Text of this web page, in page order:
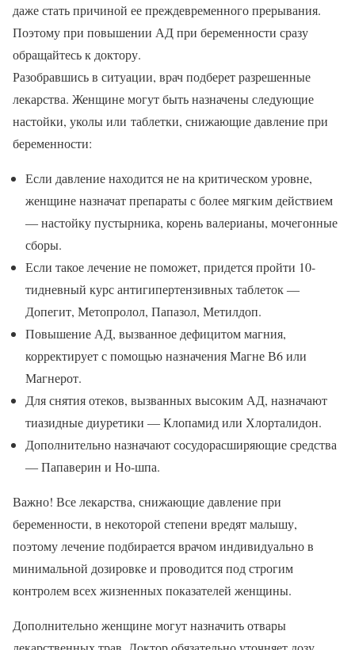
даже стать причиной ее преждевременного прерывания.
Поэтому при повышении АД при беременности сразу
обращайтесь к доктору.
Разобравшись в ситуации, врач подберет разрешенные
лекарства. Женщине могут быть назначены следующие
настойки, уколы или таблетки, снижающие давление при
беременности:
Если давление находится не на критическом уровне,
женщине назначат препараты с более мягким действием
― настойку пустырника, корень валерианы, мочегонные
сборы.
Если такое лечение не поможет, придется пройти 10-
тидневный курс антигипертензивных таблеток ―
Допегит, Метопролол, Папазол, Метилдоп.
Повышение АД, вызванное дефицитом магния,
корректирует с помощью назначения Магне В6 или
Магнерот.
Для снятия отеков, вызванных высоким АД, назначают
тиазидные диуретики ― Клопамид или Хлорталидон.
Дополнительно назначают сосудорасширяющие средства
― Папаверин и Но-шпа.
Важно! Все лекарства, снижающие давление при
беременности, в некоторой степени вредят малышу,
поэтому лечение подбирается врачом индивидуально в
минимальной дозировке и проводится под строгим
контролем всех жизненных показателей женщины.
Дополнительно женщине могут назначить отвары